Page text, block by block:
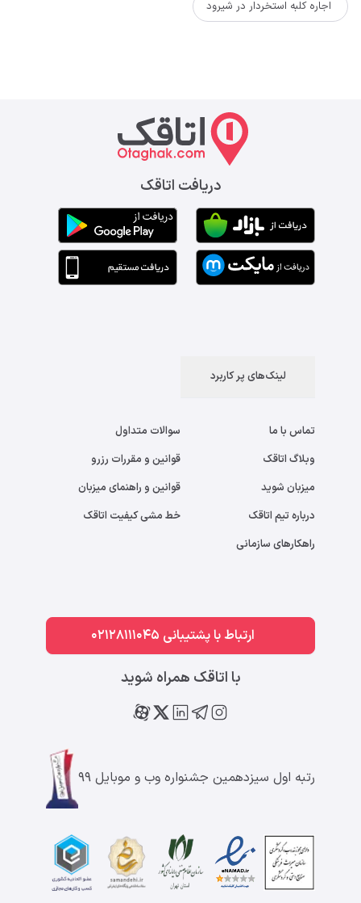
اجاره کلبه استخردار در شیرود
دریافت اتاقک
لینک‌های پر کاربرد
تماس با ما
وبلاگ اتاقک
میزبان شوید
درباره تیم اتاقک
راهکارهای سازمانی
سوالات متداول
قوانین و مقررات رزرو
قوانین و راهنمای میزبان
خط مشی کیفیت اتاقک
ارتباط با پشتیبانی 02128111045
با اتاقک همراه شوید
رتبه اول سیزدهمین جشنواره وب و موبایل ۹۹